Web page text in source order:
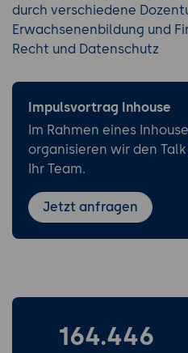
durch verschiedene
Erwachsenenbildung und
Recht und Datenschutz
Impulsvortrag Inhouse
Im Rahmen eines
organisieren wir den
Ihr Team.
Jetzt anfragen
164.446